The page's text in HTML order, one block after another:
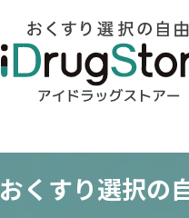
おくすり選択の